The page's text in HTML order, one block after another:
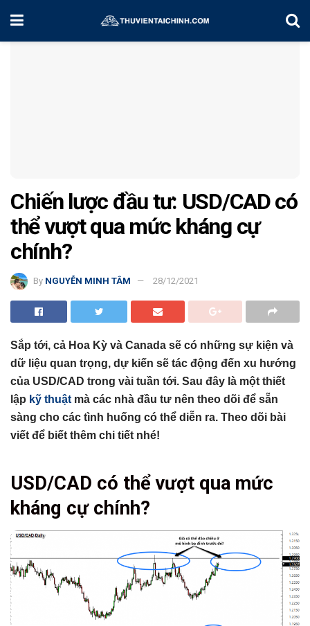
Home Chiến Lược Đầu Tư
Chiến lược đầu tư: USD/CAD có
thể vượt qua mức kháng cự
chính?
By NGUYỄN MINH TÂM 28/12/2021
Sắp tới, cả Hoa Kỳ và Canada sẽ có những sự kiện và
dữ liệu quan trọng, dự kiến sẽ tác động đến xu hướng
của USD/CAD trong vài tuần tới. Sau đây là một thiết
lập kỹ thuật mà các nhà đầu tư nên theo dõi để sẵn
sàng cho các tình huống có thể diễn ra. Theo dõi bài
viết để biết thêm chi tiết nhé!
USD/CAD có thể vượt qua mức kháng cự chính?
Có thể bạn chưa biết
USD/CAD có thể vượt qua mức
kháng cự chính?